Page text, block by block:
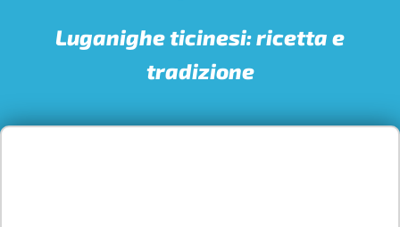
Luganighe ticinesi: ricetta e
tradizione